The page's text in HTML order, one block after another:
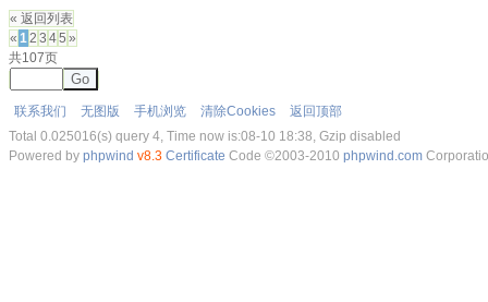
« 返回列表
« 12 3 45 »
共107页
Go
联系我们 无图版 手机浏览 清除Cookies
返回顶部
Total 0.025016(s) query 4, Time now is:08-10 18:38, Gzip disabled
Powered by phpwind v8.3 Certificate Code ©2003-2010 phpwind.com